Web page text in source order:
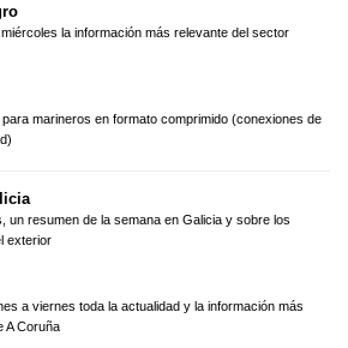
la información más relevante del sector
marineros en formato comprimido (conexiones de
un resumen de la semana en Galicia y sobre los
exterior
a viernes toda la actualidad y la información más
A Coruña